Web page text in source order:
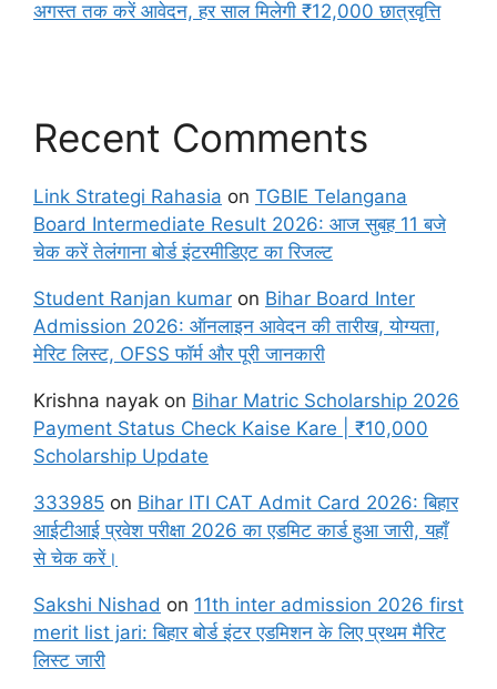
अगस्त तक करें आवेदन, हर साल मिलेगी ₹12,000 छात्रवृत्ति
Recent Comments
Link Strategi Rahasia on TGBIE Telangana
Board Intermediate Result 2026: आज सुबह 11 बजे
चेक करें तेलंगाना बोर्ड इंटरमीडिएट का रिजल्ट
Student Ranjan kumar on Bihar Board Inter
Admission 2026: ऑनलाइन आवेदन की तारीख, योग्यता,
मेरिट लिस्ट, OFSS फॉर्म और पूरी जानकारी
Krishna nayak on Bihar Matric Scholarship 2026
Payment Status Check Kaise Kare | ₹10,000
Scholarship Update
333985 on Bihar ITI CAT Admit Card 2026: बिहार
आईटीआई प्रवेश परीक्षा 2026 का एडमिट कार्ड हुआ जारी, यहाँ
से चेक करें।
Sakshi Nishad on 11th inter admission 2026 first
merit list jari: बिहार बोर्ड इंटर एडमिशन के लिए प्रथम मैरिट
लिस्ट जारी